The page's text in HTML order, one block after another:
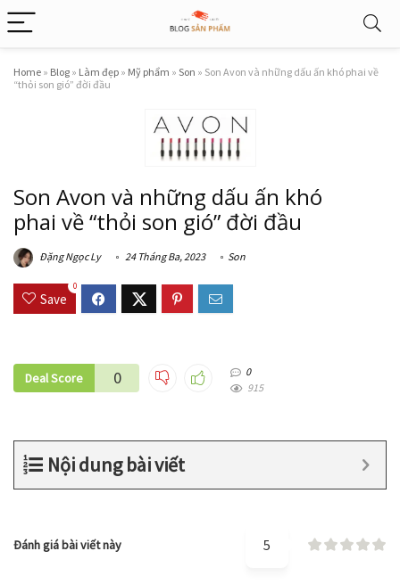
Home » Blog » Làm đẹp » Mỹ phẩm » Son » Son Avon và những dấu ấn khó phai về
“thỏi son gió” đời đầu
Son Avon và những dấu ấn khó
phai về “thỏi son gió” đời đầu
Đặng Ngọc Ly 24 Tháng Ba, 2023 Son
Save
0
Deal Score 0
0
915
Nội dung bài viết
Đánh giá bài viết này 5